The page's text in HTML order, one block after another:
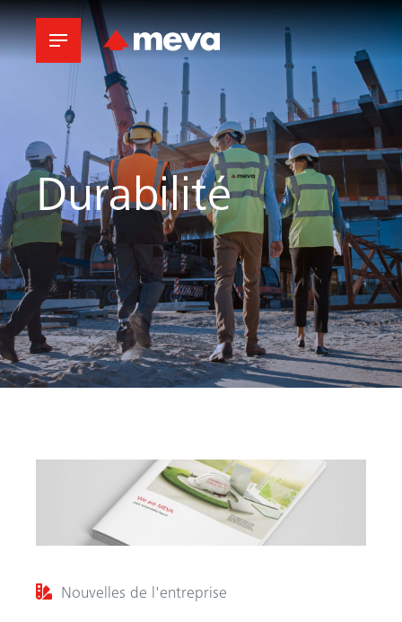
Durabilité
Nouvelles de l'entreprise